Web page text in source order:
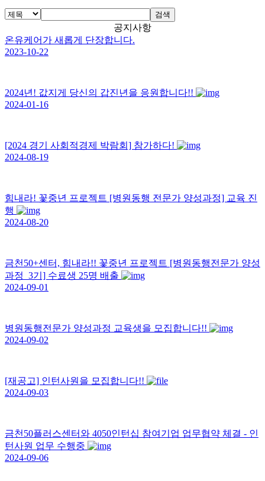
검색
공지사항
온유케어가 새롭게 단장합니다.
2023-10-22
2024년! 값지게 당신의 갑진년을 응원합니다!!
2024-01-16
[2024 경기 사회적경제 박람회] 참가하다!
2024-08-19
힘내라! 꽃중년 프로젝트 [병원동행 전문가 양성과정] 교육 진
행
2024-08-20
금천50+센터, 힘내라!! 꽃중년 프로젝트 [병원동행전문가 양성
과정_3기] 수료생 25명 배출
2024-09-01
병원동행전문가 양성과정 교육생을 모집합니다!!
2024-09-02
[재공고] 인턴사원을 모집합니다!!
2024-09-03
금천50플러스센터와 4050인턴십 참여기업 업무협약 체결 - 인
턴사원 업무 수행중
2024-09-06